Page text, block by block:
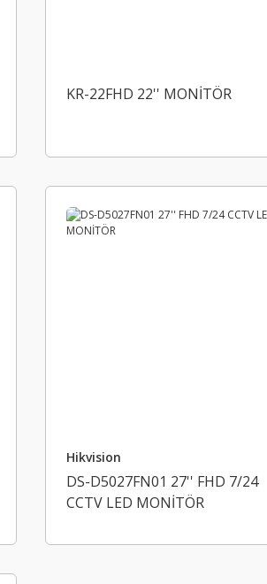
KR-22FHD 22'' MONİTÖR
Hikvision
DS-D5027FN01 27'' FHD 7/24
CCTV LED MONİTÖR